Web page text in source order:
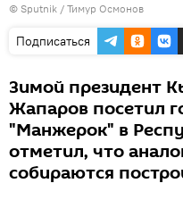
© Sputnik / Тимур Осмонов
Подписаться
Зимой президент
Жапаров посетил
"Манжерок" в
отметил, что
собираются